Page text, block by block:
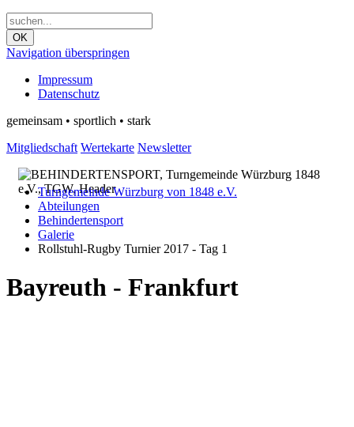
OK
Navigation überspringen
Impressum
Datenschutz
gemeinsam • sportlich • stark
Mitgliedschaft Wertekarte Newsletter
Turngemeinde Würzburg von 1848 e.V.
Abteilungen
Behindertensport
Galerie
Rollstuhl-Rugby Turnier 2017 - Tag 1
Bayreuth - Frankfurt